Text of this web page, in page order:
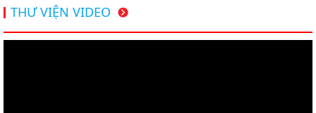
THƯ VIỆN VIDEO